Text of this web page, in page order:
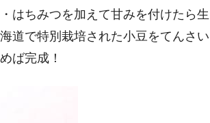
はちみつを加えて甘みを付けたら生
道で特別栽培された小豆をてんさい
ば完成！